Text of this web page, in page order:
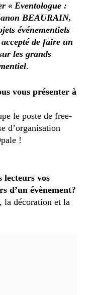
« Eventologue :
BEAURAIN,
événementiels
de faire un
les grands
.
vous présenter à
le poste de free-
d’organisation
!
lecteurs vos
d’un évènement?
décoration et la